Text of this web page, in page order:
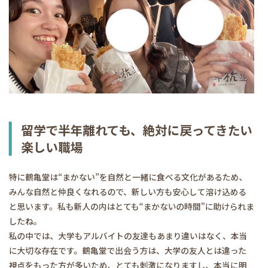
留学で半年離れても、絶対に戻ってきたい
楽しい職場
特に鶴亀堂は“まかない”を自然と一緒に食べる文化があるため、
みんな自然と仲良くなれるので、新しい方も安心して溶け込める
と思います。私も新人の内はとても“まかないの時間”に助けられま
したね。
私の中では、大学もアルバイトの友達もあまり違いはなく、本当
に大切な存在です。鶴亀堂で出会う方は、大学の友人とは違った
視点をもった方が多いため、とても刺激になりますし、本当に明